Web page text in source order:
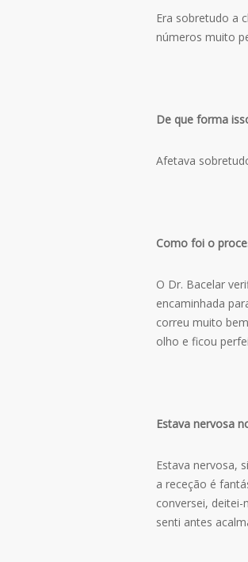
Era sobretudo a
números muito
De que forma
Afetava
Como foi o
O Dr. Bacelar
encaminhada
correu muito
olho e ficou
Estava nervosa
Estava nervosa,
a receção é
conversei,
senti antes